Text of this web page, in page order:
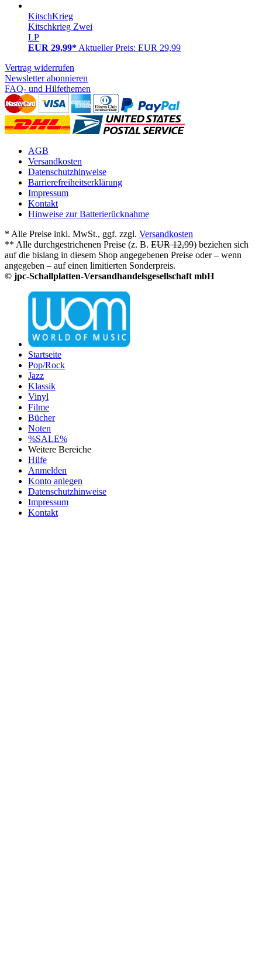
KitschKrieg
Kitschkrieg Zwei
LP
EUR 29,99* Aktueller Preis: EUR 29,99
Vertrag widerrufen
Newsletter abonnieren
FAQ- und Hilfethemen
AGB
Versandkosten
Datenschutzhinweise
Barrierefreiheitserklärung
Impressum
Kontakt
Hinweise zur Batterierücknahme
* Alle Preise inkl. MwSt., ggf. zzgl. Versandkosten
** Alle durchgestrichenen Preise (z. B. EUR 12,99) beziehen sich
auf die bislang in diesem Shop angegebenen Preise oder – wenn
angegeben – auf einen limitierten Sonderpreis.
© jpc-Schallplatten-Versandhandelsgesellschaft mbH
Startseite
Pop/Rock
Jazz
Klassik
Vinyl
Filme
Bücher
Noten
%SALE%
Weitere Bereiche
Hilfe
Anmelden
Konto anlegen
Datenschutzhinweise
Impressum
Kontakt